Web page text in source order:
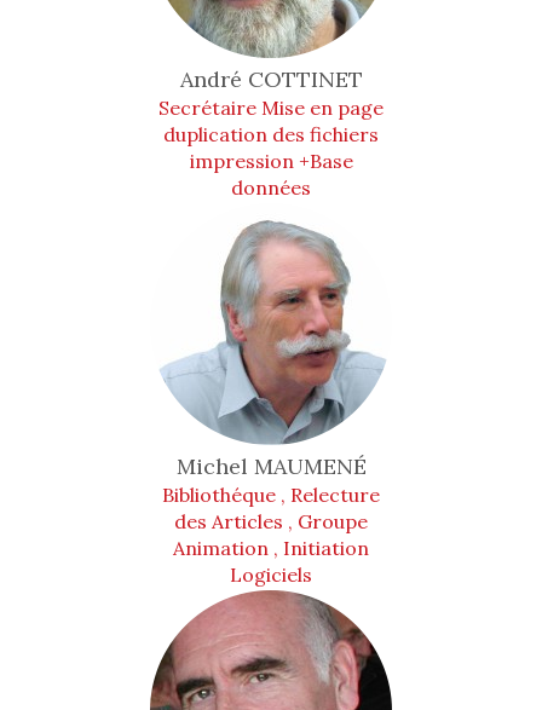
André COTTINET
Secrétaire Mise en page
duplication des fichiers
impression +Base
données
Michel MAUMENÉ
Bibliothéque , Relecture
des Articles , Groupe
Animation , Initiation
Logiciels